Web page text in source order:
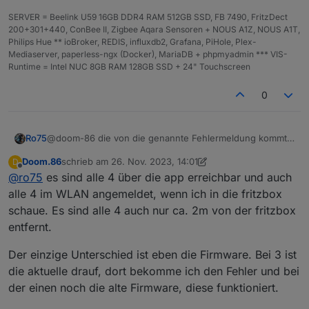
http://download.tplinkcloud.com/Tapo_C210v2_en_1.3.
7_Build_230823_Rel.55314n_up_boot-
signed_1697008041834.bin
http://download.tplinkcloud.com/Tapo_C210v2_en_1.3.
7_Build_230823_Rel.55314n_up_boot-
http://download.tplinkcloud.com/Tapo_C210v2_en_1.3.
http://download.tplinkcloud.com/Tapo_C210v2_en_1.3.
signed_1697438277951.bin
http://download.tplinkcloud.com/Tapo_C210v2_en_1.3.
7_Build_230823_Rel.55314n_up_boot-
signed_1697442790097.bin
http://download.tplinkcloud.com/Tapo_C210v2_en_1.3.
http://download.tplinkcloud.com/Tapo_C210v2_en_1.3.
8_Build_230913_Rel.57186n_up_boot-
signed_1695798525210.bin
http://download.tplinkcloud.com/Tapo_C210v2_en_1.3.
SERVER = Beelink U59 16GB DDR4 RAM 512GB SSD, FB 7490, FritzDect
200+301+440, ConBee II, Zigbee Aqara Sensoren + NOUS A1Z, NOUS A1T,
Philips Hue ** ioBroker, REDIS, influxdb2, Grafana, PiHole, Plex-
Mediaserver, paperless-ngx (Docker), MariaDB + phpmyadmin *** VIS-
Runtime = Intel NUC 8GB RAM 128GB SSD + 24" Touchscreen
0
Ro75@doom-86 die von die genannte Fehlermeldung kommt
Ro75.
D
Offline
Doom.86schrieb am 26. Nov. 2023, 14:01
zuletzt editiert von Doom.86
@ro75 es sind alle 4 über die app erreichbar und auch
alle 4 im WLAN angemeldet, wenn ich in die fritzbox
schaue. Es sind alle 4 auch nur ca. 2m von der fritzbox
entfernt.
Der einzige Unterschied ist eben die Firmware. Bei 3 ist
die aktuelle drauf, dort bekomme ich den Fehler und bei
der einen noch die alte Firmware, diese funktioniert.